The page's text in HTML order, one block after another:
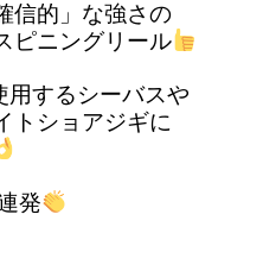
信的」な強さの
ピニングリール
用するシーバスや
トショアジギに
発